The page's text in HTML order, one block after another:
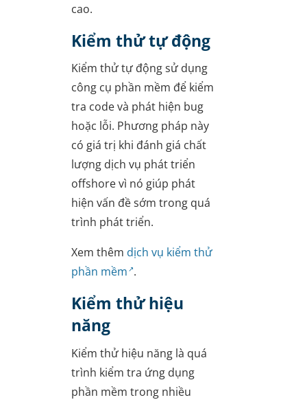
cao.
Kiểm thử tự động
Kiểm thử tự động sử dụng
công cụ phần mềm để kiểm
tra code và phát hiện bug
hoặc lỗi. Phương pháp này
có giá trị khi đánh giá chất
lượng dịch vụ phát triển
offshore vì nó giúp phát
hiện vấn đề sớm trong quá
trình phát triển.
Xem thêm dịch vụ kiểm thử
phần mềm .
Kiểm thử hiệu
năng
Kiểm thử hiệu năng là quá
trình kiểm tra ứng dụng
phần mềm trong nhiều